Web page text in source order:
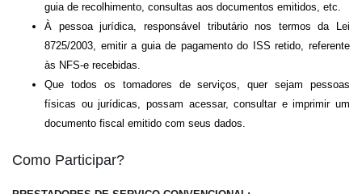
guia de recolhimento, consultas aos documentos emitidos, etc.
À pessoa jurídica, responsável tributário nos termos da Lei
8725/2003, emitir a guia de pagamento do ISS retido, referente
às NFS-e recebidas.
Que todos os tomadores de serviços, quer sejam pessoas
físicas ou jurídicas, possam acessar, consultar e imprimir um
documento fiscal emitido com seus dados.
Como Participar?